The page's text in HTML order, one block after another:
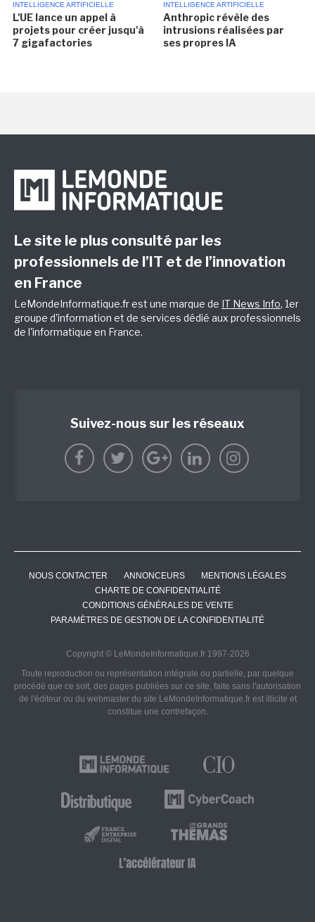
INTELLIGENCE ARTIFICIELLE
L'UE lance un appel à
projets pour créer jusqu'à
7 gigafactories
INTELLIGENCE ARTIFICIELLE
Anthropic révèle des
intrusions réalisées par
ses propres IA
Le site le plus consulté par les
professionnels de l’IT et de l’innovation
en France
LeMondeInformatique.fr est une marque de IT News Info, 1er
groupe d'information et de services dédié aux professionnels
de l'informatique en France.
Suivez-nous sur les réseaux
NOUS CONTACTER ANNONCEURS
MENTIONS LÉGALES
CHARTE DE CONFIDENTIALITÉ
CONDITIONS GÉNÉRALES DE VENTE
PARAMÈTRES DE GESTION DE LA CONFIDENTIALITÉ
Copyright © LeMondeInformatique.fr 1997-2026
Toute reproduction ou représentation intégrale ou partielle, par quelque
procédé que ce soit, des pages publiées sur ce site, faite sans l'autorisation
de l'éditeur ou du webmaster du site LeMondeInformatique.fr est illicite et
constitue une contrefaçon.